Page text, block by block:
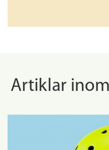
Artiklar